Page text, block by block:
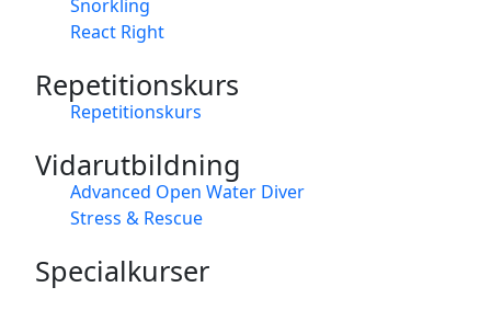
Snorkling
React Right
Repetitionskurs
Repetitionskurs
Vidarutbildning
Advanced Open Water Diver
Stress & Rescue
Specialkurser